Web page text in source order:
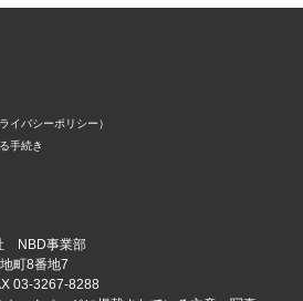
イバシーポリシー）
手続き
NBD事業部
町8番地7
03-3267-8288